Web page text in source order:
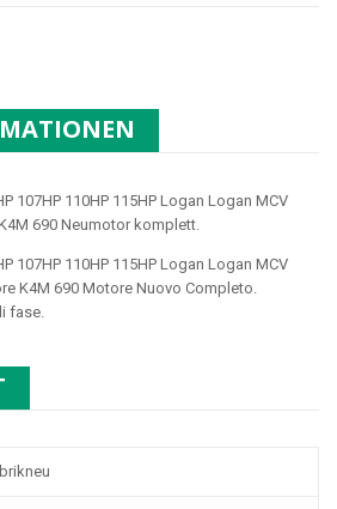
107HP 110HP 115HP Logan Logan MCV
690Neumotor komplett.
107HP 110HP 115HP Logan Logan MCV
K4M 690 Motore Nuovo Completo.
fase.